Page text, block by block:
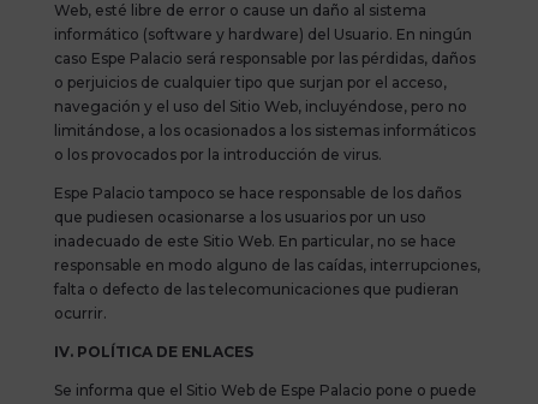
Web, esté libre de error o cause un daño al sistema
informático (software y hardware) del Usuario. En ningún
caso Espe Palacio será responsable por las pérdidas, daños
o perjuicios de cualquier tipo que surjan por el acceso,
navegación y el uso del Sitio Web, incluyéndose, pero no
limitándose, a los ocasionados a los sistemas informáticos
o los provocados por la introducción de virus.
Espe Palacio tampoco se hace responsable de los daños
que pudiesen ocasionarse a los usuarios por un uso
inadecuado de este Sitio Web. En particular, no se hace
responsable en modo alguno de las caídas, interrupciones,
falta o defecto de las telecomunicaciones que pudieran
ocurrir.
IV. POLÍTICA DE ENLACES
Se informa que el Sitio Web de Espe Palacio pone o puede